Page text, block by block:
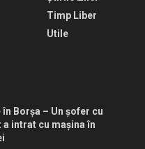
Timp Liber
Utile
Borșa – Un șofer cu
intrat cu mașina în